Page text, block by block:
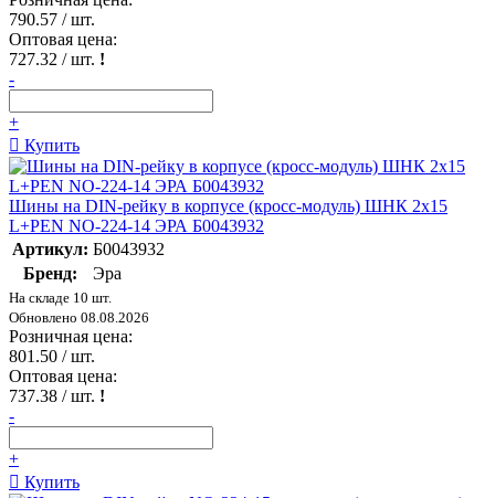
790.57 / шт.
Оптовая цена:
727.32 / шт. !
-
+
Купить
Шины на DIN-рейку в корпусе (кросс-модуль) ШНК 2х15
L+PEN NO-224-14 ЭРА Б0043932
Артикул: Б0043932
Бренд:
Эра
На складе 10 шт.
Обновлено 08.08.2026
Розничная цена:
801.50 / шт.
Оптовая цена:
737.38 / шт. !
-
+
Купить